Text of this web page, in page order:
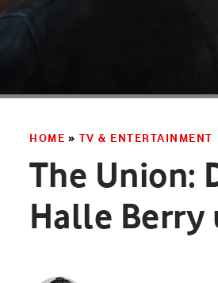
HOME » TV & ENTERTAINMENT
The Union:
Halle Berry